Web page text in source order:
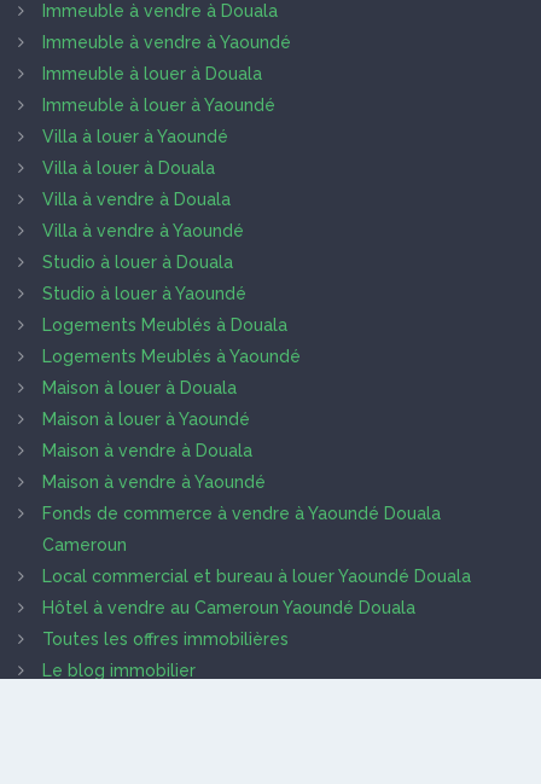
Immeuble à vendre à Douala
Immeuble à vendre à Yaoundé
Immeuble à louer à Douala
Immeuble à louer à Yaoundé
Villa à louer à Yaoundé
Villa à louer à Douala
Villa à vendre à Douala
Villa à vendre à Yaoundé
Studio à louer à Douala
Studio à louer à Yaoundé
Logements Meublés à Douala
Logements Meublés à Yaoundé
Maison à louer à Douala
Maison à louer à Yaoundé
Maison à vendre à Douala
Maison à vendre à Yaoundé
Fonds de commerce à vendre à Yaoundé Douala
Cameroun
Local commercial et bureau à louer Yaoundé Douala
Hôtel à vendre au Cameroun Yaoundé Douala
Toutes les offres immobilières
Le blog immobilier